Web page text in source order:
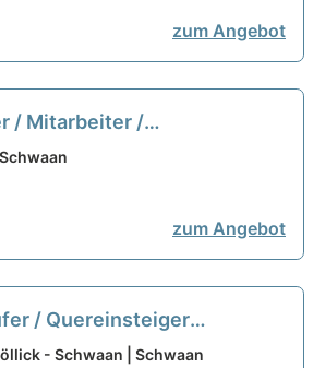
zum Angebot
/ Mitarbeiter /
Obstbau (m/w/d)
zum Angebot
/ Quereinsteiger
(m/w/d) neu
- Schwaan | Schwaan